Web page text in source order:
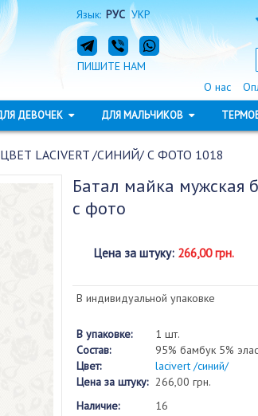
Язык: РУС УКР
ПИШИТЕ НАМ
О нас
ДЕВОЧЕК ДЛЯ МАЛЬЧИКОВ
LACIVERT /СИНИЙ/ С ФОТО 1018
Батал майка мужская
с фото
Цена за штуку: 266,00 грн.
В индивидуальной упаковке
В упаковке:
1 шт.
Состав:
95% бамбук 5%
Цвет:
lacivert /синий/
Цена за штуку: 266,00 грн.
Наличие:
16